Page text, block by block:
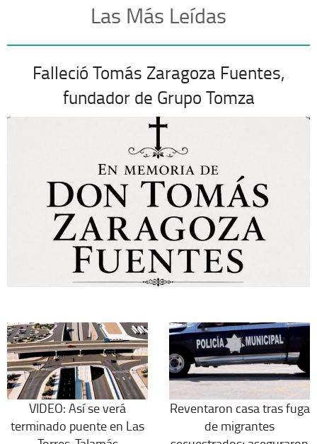
Las Más Leídas
Falleció Tomás Zaragoza Fuentes,
fundador de Grupo Tomza
VIDEO: Así se verá
terminado puente en Las
Reventaron casa tras fuga
de migrantes